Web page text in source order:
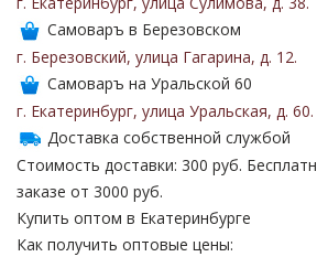
Самоваръ в Березовском
г. Березовский, улица Гагарина, д. 12.
Самоваръ на Уральской 60
г. Екатеринбург, улица Уральская, д. 60.
Доставка собственной службой
Стоимость доставки: 300 руб.
заказе от 3000 руб.
Купить оптом в Екатеринбурге
Как получить оптовые цены: